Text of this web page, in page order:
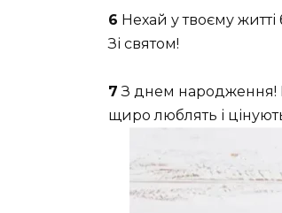
6 Нехай у твоєму
Зі святом!
7 З днем народження!
щиро люблять і